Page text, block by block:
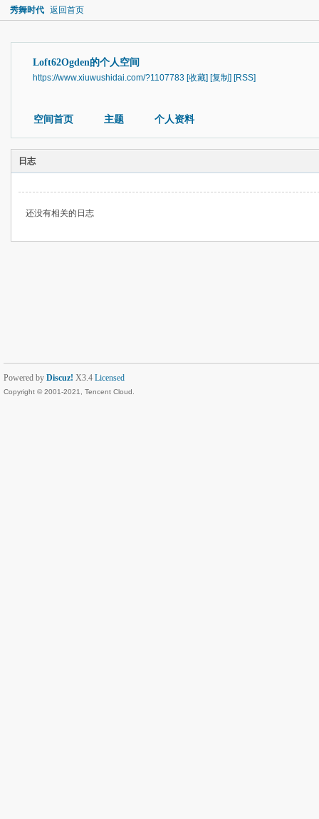
秀舞时代 返回首页
Loft62Ogden的个人空间
https://www.xiuwushidai.com/?1107783 [收藏] [复制] [RSS]
空间首页 主题 个人资料
日志
还没有相关的日志
Powered by Discuz! X3.4 Licensed
Copyright © 2001-2021, Tencent Cloud.